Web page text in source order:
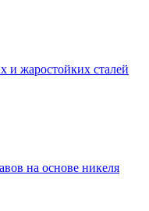
и жаростойких сталей
на основе никеля